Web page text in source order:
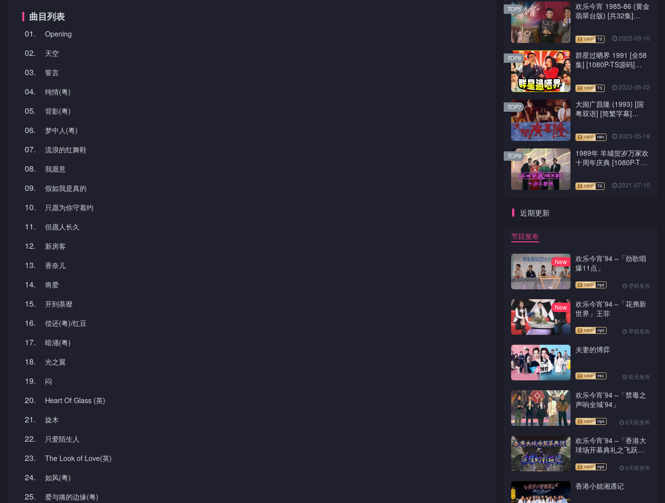
曲目列表
01. Opening
02. 天空
03. 誓言
04. 纯情(粤)
05. 背影(粤)
06. 梦中人(粤)
07. 流浪的红舞鞋
08. 我愿意
09. 假如我是真的
10. 只愿为你守着约
11. 但愿人长久
12. 新房客
13. 香奈儿
14. 将爱
15. 开到荼靡
16. 偿还(粤)/红豆
17. 暗涌(粤)
18. 光之翼
19. 闷
20. Heart Of Glass (英)
21. 旋木
22. 只爱陌生人
23. The Look of Love(英)
24. 如风(粤)
25. 爱与痛的边缘(粤)
欢乐今宵 1985-86 (黄金
翡翠台版) [共32集]
2022-09-10
TOP5
群星过晒界 1991 [全58
集] [1080P-TS源码]
2022-06-02
TOP6
大闹广昌隆 (1993) [国
粤双语] [简繁字幕]
2023-05-18
TOP7
1989年 羊城贺岁万家欢
十周年庆典 [1080P-TS
2021-07-10
TOP8
近期更新
节目发布
New
欢乐今宵’94 –「劲歌唱
爆11点」
早前发布
New
欢乐今宵’94 –「花弗新
世界」王菲
早前发布
夫妻的博弈
前天发布
欢乐今宵’94 –「禁毒之
声响全城’94」
6天前发布
欢乐今宵’94 –「香港大
球场开幕典礼之飞跃幻
6天前发布
香港小姐湘遇记